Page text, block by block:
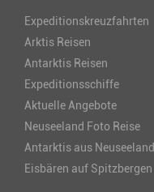
Expeditionskreuzfahrten
Arktis Reisen
Antarktis Reisen
Expeditionsschiffe
Aktuelle Angebote
Neuseeland Foto Reise
Antarktis aus Neuseeland
Eisbären auf Spitzbergen